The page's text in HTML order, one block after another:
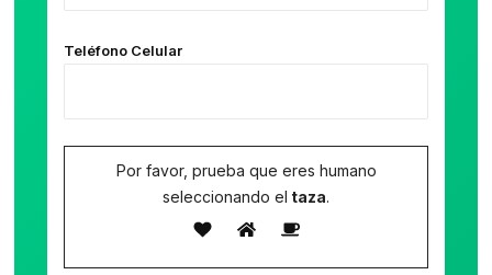
Teléfono Celular
Por favor, prueba que eres humano
seleccionando el taza.